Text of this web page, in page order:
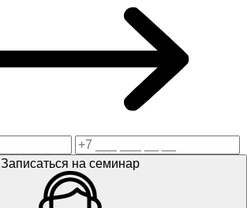
Записаться на семинар